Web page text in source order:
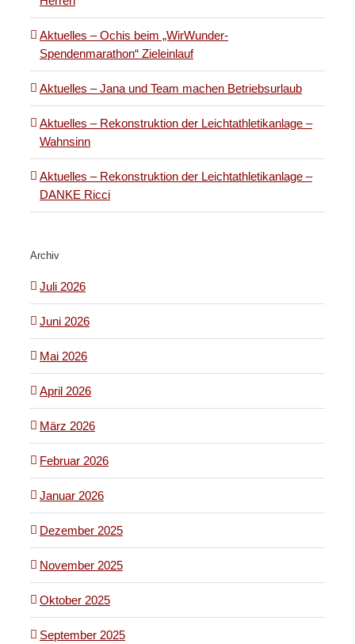
Aktuelles – Ochis beim „WirWunder-
Spendenmarathon“ Zieleinlauf
Aktuelles – Jana und Team machen Betriebsurlaub
Aktuelles – Rekonstruktion der Leichtathletikanlage –
Wahnsinn
Aktuelles – Rekonstruktion der Leichtathletikanlage –
DANKE Ricci
Archiv
Juli 2026
Juni 2026
Mai 2026
April 2026
März 2026
Februar 2026
Januar 2026
Dezember 2025
November 2025
Oktober 2025
September 2025